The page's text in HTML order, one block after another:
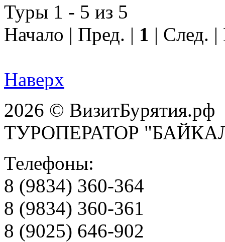
Туры 1 - 5 из 5
Начало | Пред. | 1 | След.
Наверх
2026 © ВизитБурятия.рф
ТУРОПЕРАТОР
Телефоны:
8 (9834) 360-364
8 (9834) 360-361
8 (9025) 646-902